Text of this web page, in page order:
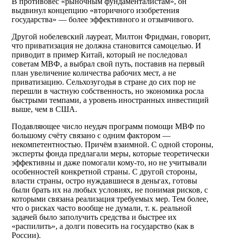
выдвинул концепцию «вторичного изобретения
государства» — более эффективного и отзывчивого.
Другой нобелевский лауреат, Милтон Фридман, говорит,
что приватизация не должна становится самоцелью. И
приводит в пример Китай, который не последовал
советам МВФ, а выбрал свой путь, поставив на первый
план увеличение количества рабочих мест, а не
приватизацию. Сельхозугодья в стране до сих пор не
перешли в частную собственность, но экономика росла
быстрыми темпами, а уровень иностранных инвестиций
выше, чем в США.
Подавляющее число неудач программ помощи МВФ по
большому счёту связано с одним фактором —
некомпетентностью. Причём взаимной. С одной стороны,
эксперты фонда предлагали меры, которые теоретически
эффективны и даже помогали кому-то, но не учитывали
особенностей конкретной страны. С другой стороны,
власти страны, остро нуждавшиеся в деньгах, готовы
были брать их на любых условиях, не понимая рисков, с
которыми связана реализация требуемых мер. Тем более,
что о рисках часто вообще не думали, т. к. реальной
задачей было заполучить средства и быстрее их
«распилить», а долги повесить на государство (как в
России).